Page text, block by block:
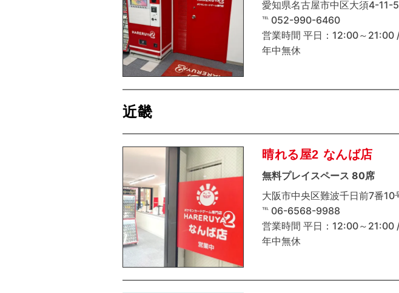
愛知県名古屋市中区大須4-11-
℡ 052-990-6460
営業時間 平日：12:00～
年中無休
近畿
晴れる屋2 なんば店
無料プレイスペース 80席
大阪市中央区難波千日前7番
℡ 06-6568-9988
営業時間 平日：12:00～
年中無休